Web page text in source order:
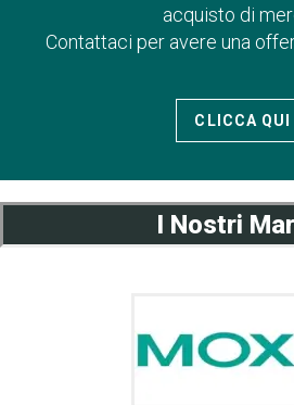
acquisto di
Contattaci per avere una
CLICCA QUI
I Nostri